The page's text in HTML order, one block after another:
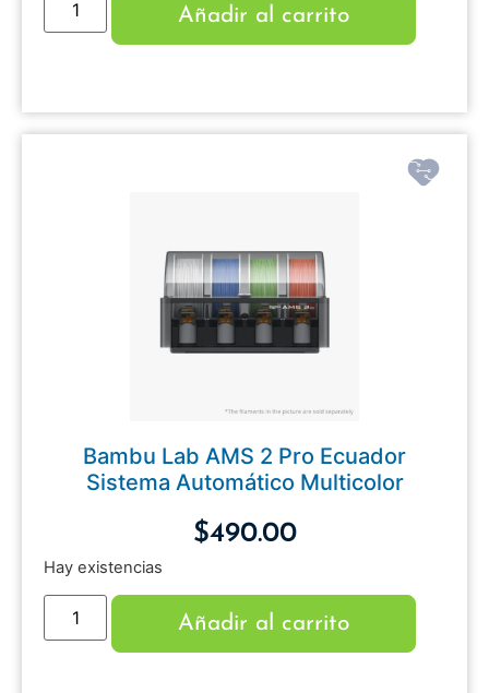
Añadir al carrito
Bambu Lab AMS 2 Pro Ecuador
Sistema Automático Multicolor
$490.00
Hay existencias
Añadir al carrito